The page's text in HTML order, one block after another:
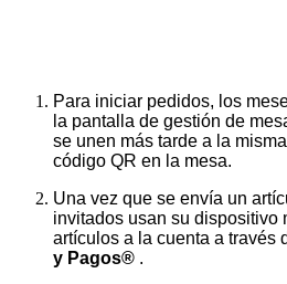
Para iniciar pedidos, los
la pantalla de gestión de
se unen más tarde a la
código QR en la mesa.
Una vez que se envía un
invitados usan su dispositivo
artículos a la cuenta a través
y Pagos® .